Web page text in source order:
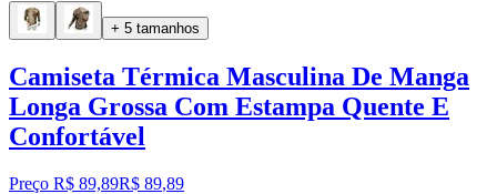
+ 5 tamanhos
Camiseta Térmica Masculina De Manga
Longa Grossa Com Estampa Quente E
Confortável
Preço R$ 89,89R$ 89,89